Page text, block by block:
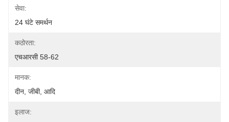
सेवा:
24 घंटे समर्थन
कठोरता:
एचआरसी 58-62
मानक:
दीन, जीबी, आदि
इलाज: